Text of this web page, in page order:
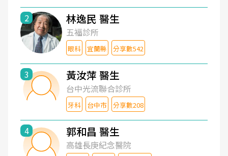
2 林逸民 醫生
五福診所
眼科 宜蘭縣 分享數542
3 黃汝萍 醫生
台中光流聯合診所
牙科 台中市 分享數208
4 郭和昌 醫生
高雄長庚紀念醫院